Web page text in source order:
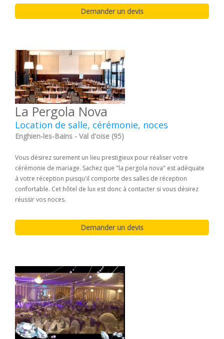
La Pergola Nova
Location de salle, cérémonie, noces
Enghien-les-Bains - Val d'oise (95)
Vous désirez surement un lieu prestigieux pour réaliser votre
cérémonie de mariage. Sachez que "la pergola nova" est adéquate
à votre réception puisqu'il comporte des salles de réception
confortable. Cet hôtel de lux est donc à contacter si vous désirez
réussir vos noces.